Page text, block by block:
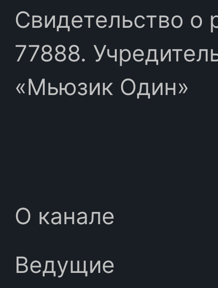
Свидетельство
77888.
«Мьюзик Один»
О канале
Ведущие